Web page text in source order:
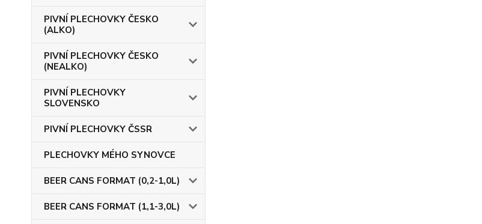
PIVNÍ PLECHOVKY ČESKO
(ALKO)
PIVNÍ PLECHOVKY ČESKO
(NEALKO)
PIVNÍ PLECHOVKY
SLOVENSKO
PIVNÍ PLECHOVKY ČSSR
PLECHOVKY MÉHO SYNOVCE
BEER CANS FORMAT (0,2-1,0L)
BEER CANS FORMAT (1,1-3,0L)